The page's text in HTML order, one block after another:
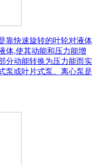
靠快速旋转的叶轮对液体
体,使其动能和压力能增
分动能转换为压力能而实
泵或叶片式泵。离心泵是